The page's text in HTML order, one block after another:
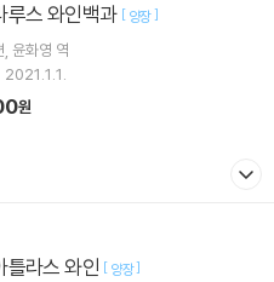
루스 와인백과 [ 양장]
윤화영 역
2021.1.1.
원
틀라스 와인 [ 양장]